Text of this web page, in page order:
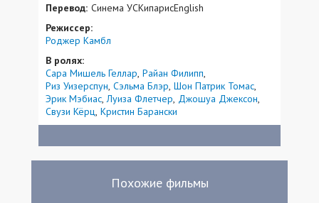
Перевод: Синема УСКипарисEnglish
Режиссер:
Роджер Камбл
В ролях:
Сара Мишель Геллар Райан Филипп
Риз Уизерспун Сэльма Блэр Шон Патрик Томас
Эрик Мэбиас Луиза Флетчер Джошуа Джексон
Свузи Кёрц Кристин Барански
Похожие фильмы